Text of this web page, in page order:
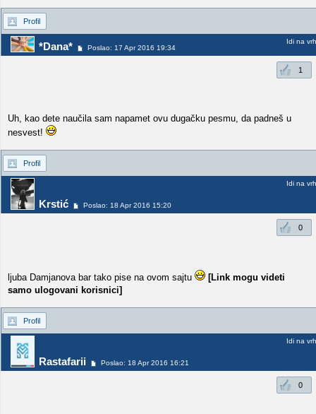
Profil
*Dana* Poslao: 17 Apr 2016 19:34
Idi na vrh
1
Uh, kao dete naučila sam napamet ovu dugačku pesmu, da padneš u
nesvest!
Profil
Krstić Poslao: 18 Apr 2016 15:20
Idi na vrh
0
ljuba Damjanova bar tako pise na ovom sajtu
[Link mogu videti
samo ulogovani korisnici]
Profil
Rastafarii Poslao: 18 Apr 2016 16:21
Idi na vrh
0